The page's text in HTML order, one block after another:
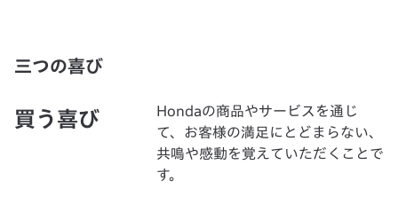
三つの喜び
買う喜び
Hondaの商品やサービスを通じ
て、お客様の満足にとどまらない、
共鳴や感動を覚えていただくことで
す。